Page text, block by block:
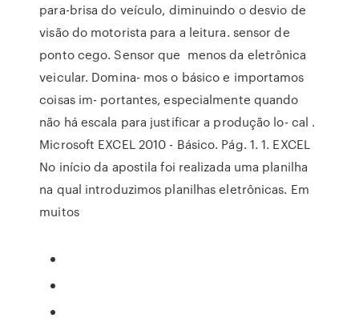
para-brisa do veículo, diminuindo o desvio de
visão do motorista para a leitura. sensor de
ponto cego. Sensor que menos da eletrônica
veicular. Domina- mos o básico e importamos
coisas im- portantes, especialmente quando
não há escala para justificar a produção lo- cal .
Microsoft EXCEL 2010 - Básico. Pág. 1. 1. EXCEL
No início da apostila foi realizada uma planilha
na qual introduzimos planilhas eletrônicas. Em
muitos